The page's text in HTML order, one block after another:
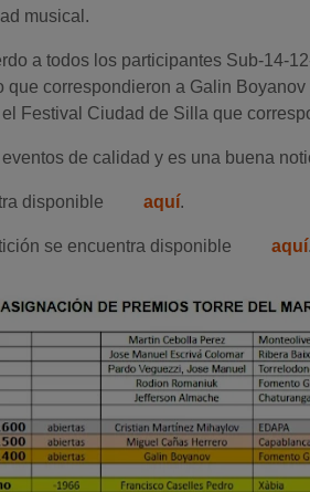
musical.
a todos los participantes Sub-14-
que correspondieron a Galin
Festival Ciudad de Silla que
de calidad y es una buena
disponible aquí.
se encuentra disponible aquí.